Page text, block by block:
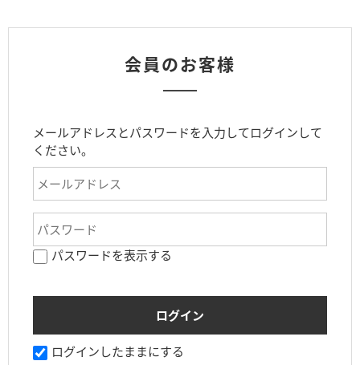
会員のお客様
メールアドレスとパスワードを入力してログインして
ください。
パスワードを表示する
ログインしたままにする